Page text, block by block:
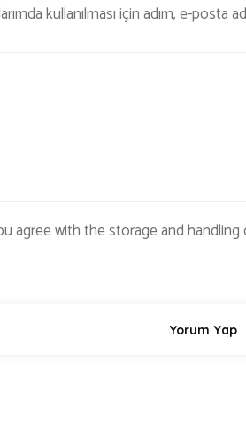
kullanılması için adım, e-posta
agree with the storage and